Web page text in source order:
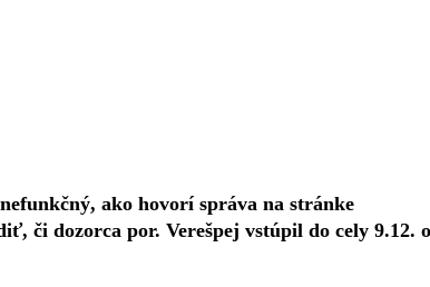
ako hovorí správa na stránke
či dozorca por. Verešpej vstúpil do cely 9.12. o